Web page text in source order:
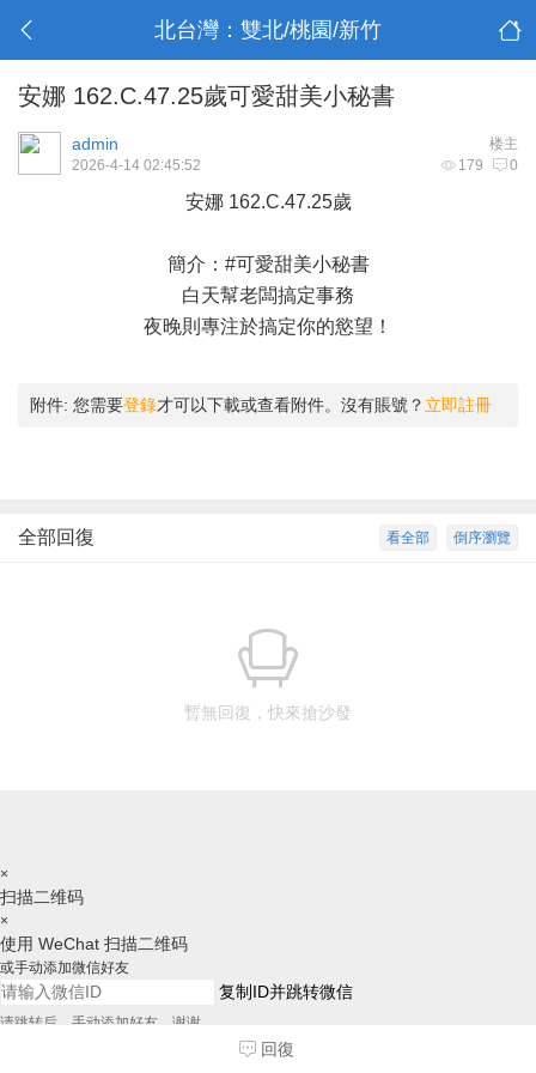
北台灣：雙北/桃園/新竹
安娜 162.C.47.25歲可愛甜美小秘書
楼主
admin
179 0
2026-4-14 02:45:52
安娜 162.C.47.25歲
簡介：#可愛甜美小秘書
白天幫老闆搞定事務
夜晚則專注於搞定你的慾望！
附件: 您需要登錄才可以下載或查看附件。沒有賬號？ 立即註冊
倒序瀏覽
看全部
全部回復
暫無回復，快來搶沙發
回復
×
扫描二维码
×
使用 WeChat 扫描二维码
或手动添加微信好友
复制ID并跳转微信
请跳转后，手动添加好友，谢谢